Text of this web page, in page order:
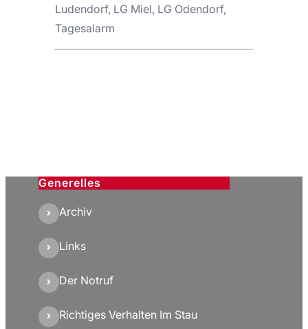
Ludendorf, LG Miel, LG Odendorf,
Tagesalarm
Generelles
Archiv
Links
Der Notruf
Richtiges Verhalten Im Stau